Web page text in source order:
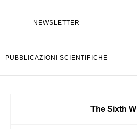
NEWSLETTER
PUBBLICAZIONI SCIENTIFICHE
The Sixth W